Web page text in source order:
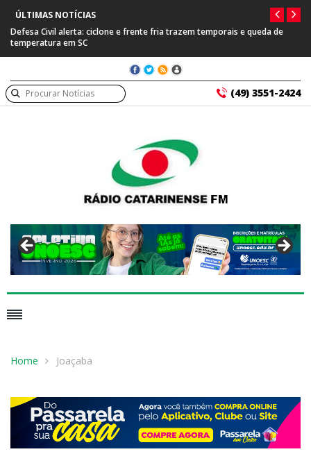
ÚLTIMAS NOTÍCIAS
temporais e queda de
Prefeitura de Capinzal se manifesta após
(49) 3551-2424
Home Joaçaba